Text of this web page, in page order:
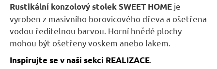
Rustikální konzolový stolek SWEET HOME je
vyroben z masivního borovicového dřeva a ošetřena
vodou ředitelnou barvou. Horní hnědé plochy
mohou být ošetřeny voskem anebo lakem.
Inspirujte se v naši sekci REALIZACE
D
o
p
o